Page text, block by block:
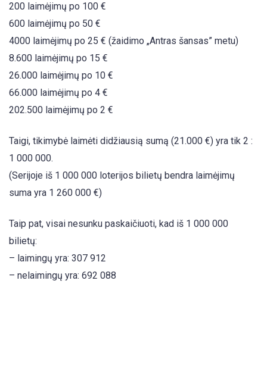
200 laimėjimų po 100 €
600 laimėjimų po 50 €
4000 laimėjimų po 25 € (žaidimo „Antras šansas” metu)
8.600 laimėjimų po 15 €
26.000 laimėjimų po 10 €
66.000 laimėjimų po 4 €
202.500 laimėjimų po 2 €
Taigi, tikimybė laimėti didžiausią sumą (21.000 €) yra tik 2 :
1 000 000.
(Serijoje iš 1 000 000 loterijos bilietų bendra laimėjimų
suma yra 1 260 000 €)
Taip pat, visai nesunku paskaičiuoti, kad iš 1 000 000
bilietų:
– laimingų yra: 307 912
– nelaimingų yra: 692 088